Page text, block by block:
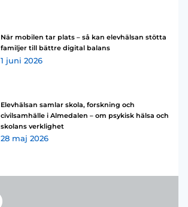
När mobilen tar plats – så kan elevhälsan stötta
familjer till bättre digital balans
1 juni 2026
Elevhälsan samlar skola, forskning och
civilsamhälle i Almedalen – om psykisk hälsa och
skolans verklighet
28 maj 2026